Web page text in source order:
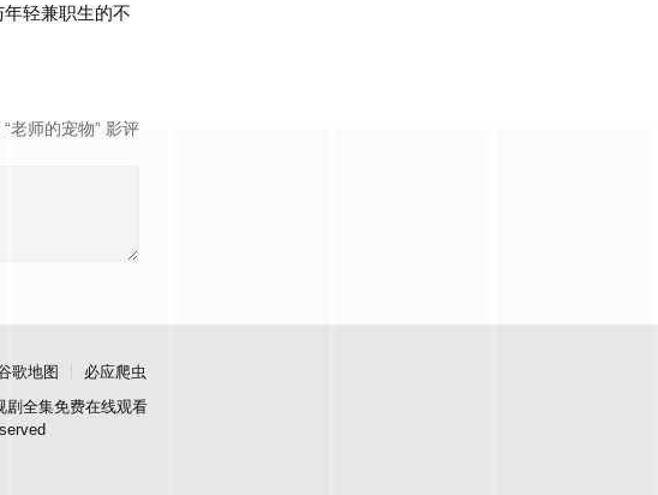
荡受挫。张国庆病重仍托战友助子，
线人告密而家破人亡，被迫从军十载。他携恨归来，精心设局，以交易
轻兼职生的不
“老师的宠物” 影评
歌地图
必应爬虫
剧全集免费在线观看